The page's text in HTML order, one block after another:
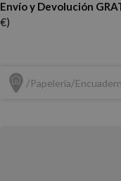
Envío y Devolución
€)
Papelería